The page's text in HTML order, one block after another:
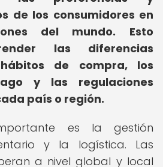
de los consumidores en
del mundo.
Esto
las diferencias
de compra, los
y las regulaciones
país o región.
es la gestión
y la logística. Las
a nivel global y local